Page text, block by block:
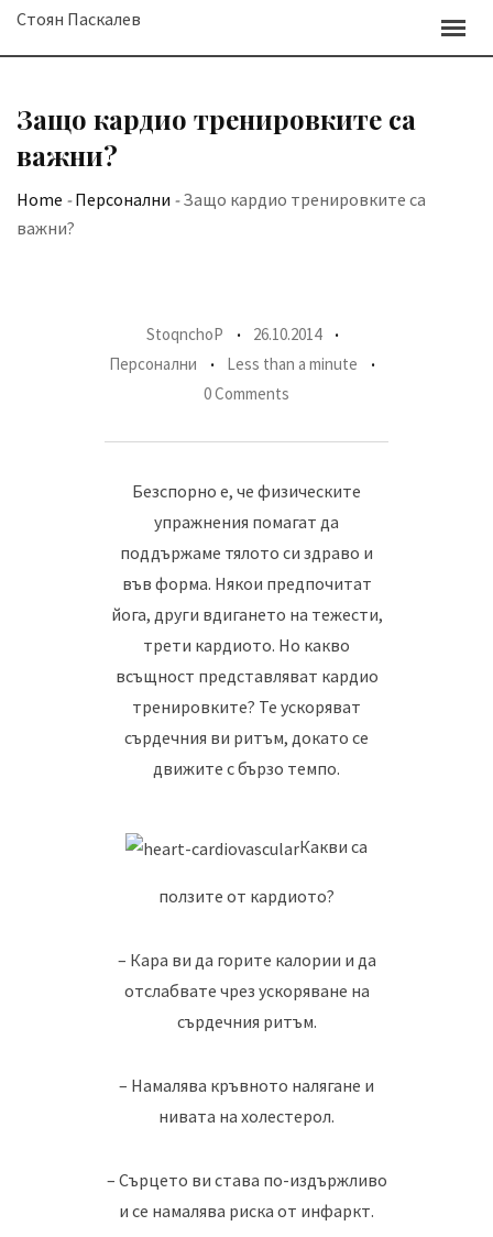
SkipСтоян Паскалев
Защо кардио тренировките са
важни?
Home -Персонални -Защо кардио тренировките са
важни?
StoqnchoP
26.10.2014
Персонални
Less than a minute
0 Comments
Безспорно е, че физическите
упражнения помагат да
поддържаме тялото си здраво и
във форма. Някои предпочитат
йога, други вдигането на тежести,
трети кардиото. Но какво
всъщност представляват кардио
тренировките? Те ускоряват
сърдечния ви ритъм, докато се
движите с бързо темпо.
Какви са
ползите от кардиото?
– Кара ви да горите калории и да
отслабвате чрез ускоряване на
сърдечния ритъм.
– Намалява кръвното налягане и
нивата на холестерол.
– Сърцето ви става по-издържливо
и се намалява риска от инфаркт.